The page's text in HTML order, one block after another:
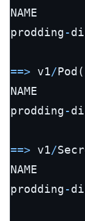
NAME
prodding-
==> v1/
NAME
prodding-
==> v1/
NAME
prodding-